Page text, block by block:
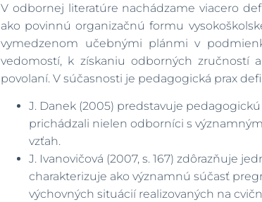
V odbornej literatúre nachádzame viacero
ako povinnú organizačnú formu
vymedzenom učebnými plánmi v
vedomostí, k získaniu odborných zručností
povolaní. V súčasnosti je pedagogická prax
J. Danek (2005) predstavuje
prichádzali nielen odborníci s
vzťah.
J. Ivanovičová (2007, s. 167) zdôrazňuje
charakterizuje ako významnú súčasť
výchovných situácií realizovaných na